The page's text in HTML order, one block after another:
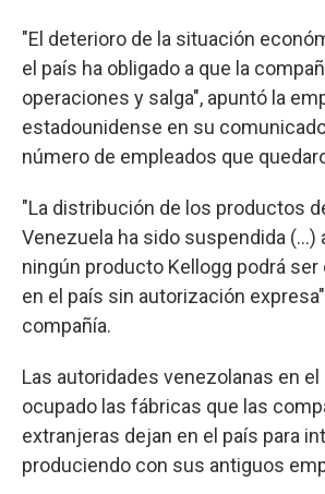
"El deterioro de la situación
el país ha obligado a que la
operaciones y salga", apuntó la
estadounidense en su
número de empleados que
"La distribución de los productos
Venezuela ha sido suspendida (...)
ningún producto Kellogg podrá
en el país sin autorización
compañía.
Las autoridades venezolanas en el
ocupado las fábricas que las
extranjeras dejan en el país para
produciendo con sus antiguos